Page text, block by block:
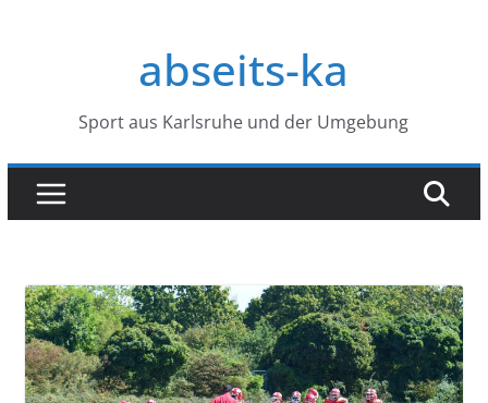
abseits-ka
Sport aus Karlsruhe und der Umgebung